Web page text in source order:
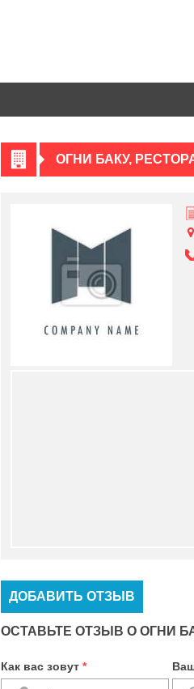
ОГНИ БАКУ,
ДОБАВИТЬ ОТЗЫВ
ОСТАВЬТЕ ОТЗЫВ О ОГНИ
Как вас зовут *